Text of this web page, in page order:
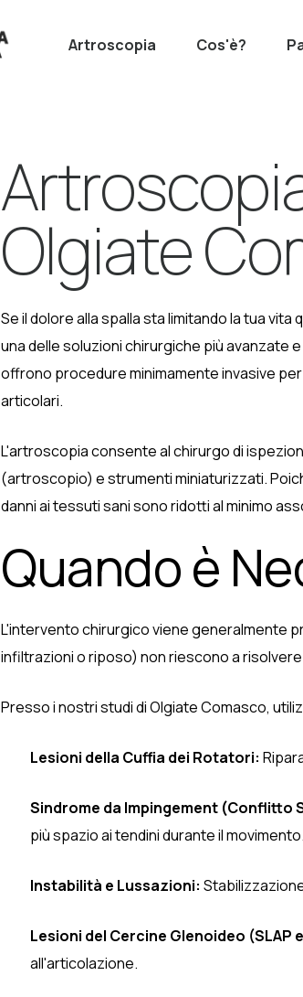
Artroscopia Cos'è?
Olgiate
Se il dolore alla spalla sta limitando la tua
una delle soluzioni chirurgiche più avanzate
offrono procedure minimamente invasive
articolari.
L'artroscopia consente al chirurgo di
(artroscopio) e strumenti miniaturizzati.
danni ai tessuti sani sono ridotti al minimo
Quando è
L'intervento chirurgico viene generalmente
infiltrazioni o riposo) non riescono a
Presso i nostri studi di Olgiate Comasco,
Lesioni della Cuffia dei Rotatori:
Sindrome da Impingement (Conflitto
più spazio ai tendini durante il movimento.
Instabilità e Lussazioni:
Lesioni del Cercine Glenoideo (SLAP
all'articolazione.